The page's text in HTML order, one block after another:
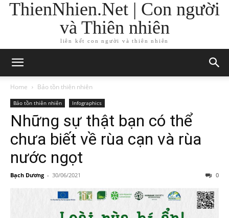
ThienNhien.Net | Con người
và Thiên nhiên
liên kết con người và thiên nhiên
Home Bảo tồn thiên nhiên
Bảo tồn thiên nhiên Infographics
Những sự thật bạn có thể
chưa biết về rùa cạn và rùa
nước ngọt
Bạch Dương - 30/06/2021 0